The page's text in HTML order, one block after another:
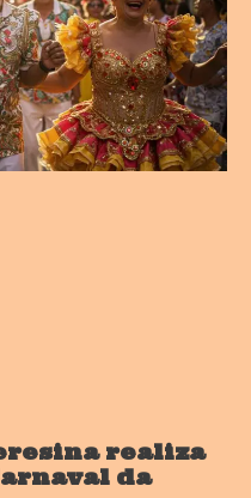
realiza
da